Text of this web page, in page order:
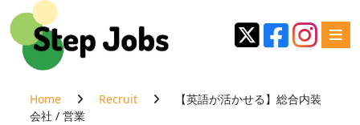
Home Recruit
【英語が活かせる】総合内装
会社 / 営業